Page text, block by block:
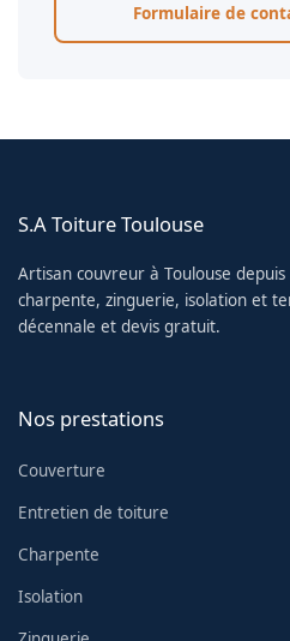
Formulaire de
S.A Toiture Toulouse
Artisan couvreur à Toulouse
charpente, zinguerie, isolation et
décennale et devis gratuit.
Nos prestations
Couverture
Entretien de toiture
Charpente
Isolation